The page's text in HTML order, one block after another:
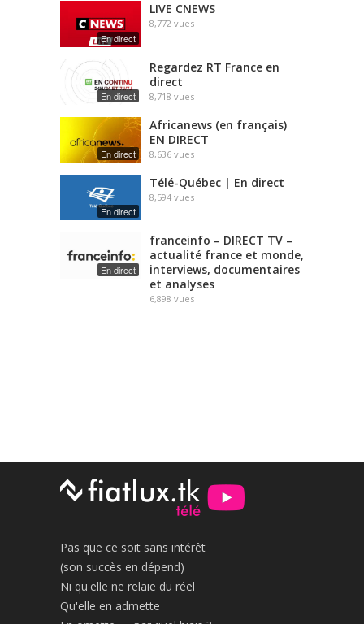
En direct
LIVE CNEWS
8,772 vues
En direct
Regardez RT France en
direct
8,718 vues
En direct
Africanews (en français)
EN DIRECT
8,636 vues
En direct
Télé-Québec | En direct
8,594 vues
En direct
franceinfo – DIRECT TV –
actualité france et monde,
interviews, documentaires
et analyses
6,898 vues
Pas que ce soit sans intérêt
(son succès en dépend)
Ni qu'elle ne relaie du réel
Qu'elle en admette